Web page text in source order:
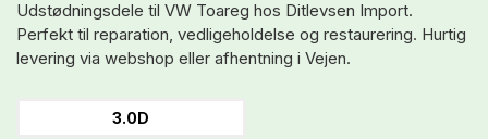
Udstødningsdele til VW Toareg hos Ditlevsen Import.
Perfekt til reparation, vedligeholdelse og restaurering. Hurtig
levering via webshop eller afhentning i Vejen.
3.0D